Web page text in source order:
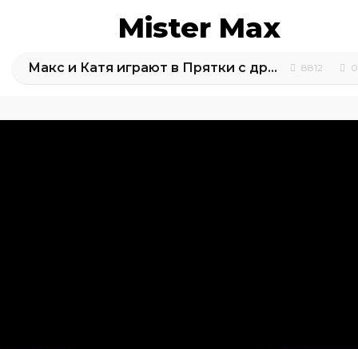
Mister Max
Макс и Катя играют в Прятки с друзьями на ДЕНЬГИ 8812